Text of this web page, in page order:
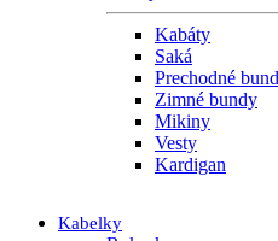
Kabáty
Saká
Prechodné
Zimné bundy
Mikiny
Vesty
Kardigan
Kabelky